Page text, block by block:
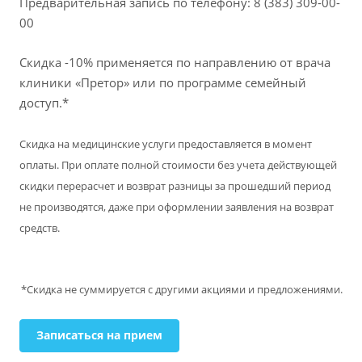
00
Скидка -10% применяется по направлению от врача
клиники «Претор» или по программе семейный
доступ.*
Скидка на медицинские услуги предоставляется в момент
оплаты. При оплате полной стоимости без учета действующей
скидки перерасчет и возврат разницы за прошедший период
не производятся, даже при оформлении заявления на возврат
средств.
*Скидка не суммируется с другими акциями и предложениями.
Записаться на прием